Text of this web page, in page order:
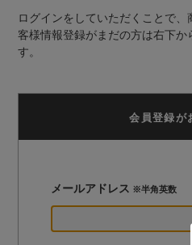
ログインをしていただくことで
客様情報登録がまだの方は右下
す。
会員登録が
メールアドレス ※半角英数